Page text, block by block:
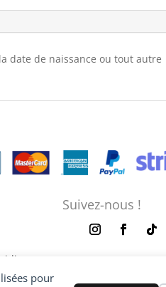
pour
date de naissance ou tout autre
Suivez-nous !